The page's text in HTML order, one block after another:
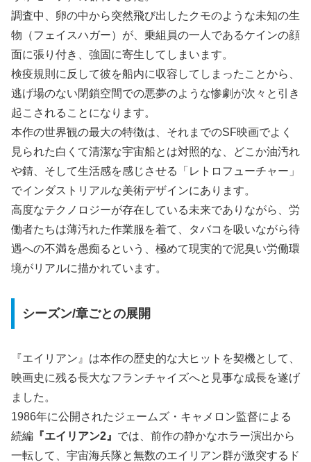
調査中、卵の中から突然飛び出したクモのような未知の生
物（フェイスハガー）が、乗組員の一人であるケインの顔
面に張り付き、強固に寄生してしまいます。
検疫規則に反して彼を船内に収容してしまったことから、
逃げ場のない閉鎖空間での悪夢のような惨劇が次々と引き
起こされることになります。
本作の世界観の最大の特徴は、それまでのSF映画でよく
見られた白くて清潔な宇宙船とは対照的な、どこか油汚れ
や錆、そして生活感を感じさせる「レトロフューチャー」
でインダストリアルな美術デザインにあります。
高度なテクノロジーが存在している未来でありながら、労
働者たちは薄汚れた作業服を着て、タバコを吸いながら待
遇への不満を愚痴るという、極めて現実的で泥臭い労働環
境がリアルに描かれています。
シーズン/章ごとの展開
『エイリアン』は本作の歴史的な大ヒットを契機として、
映画史に残る長大なフランチャイズへと見事な成長を遂げ
ました。
1986年に公開されたジェームズ・キャメロン監督による
続編 『エイリアン2』 では、前作の静かなホラー演出から
一転して、宇宙海兵隊と無数のエイリアン群が激突するド